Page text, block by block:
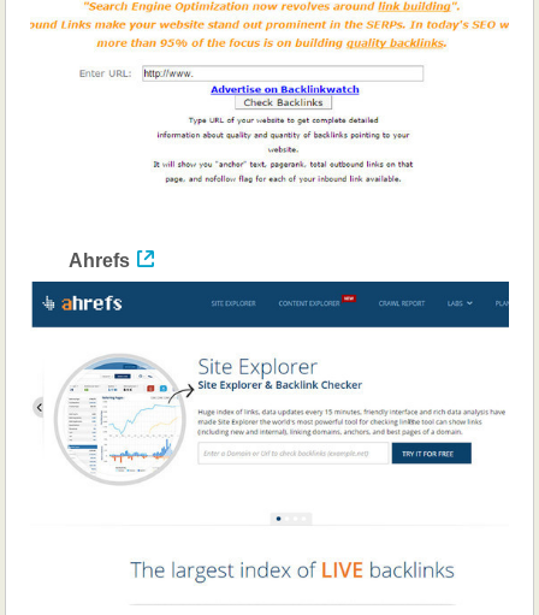
Ahrefs